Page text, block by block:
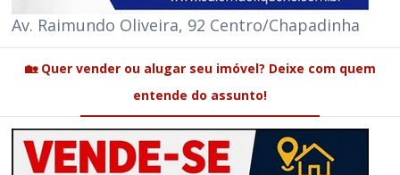
Av. Raimundo Oliveira, 92 Centro/Chapadinha
🏡 Quer vender ou alugar seu imóvel? Deixe com quem
entende do assunto!